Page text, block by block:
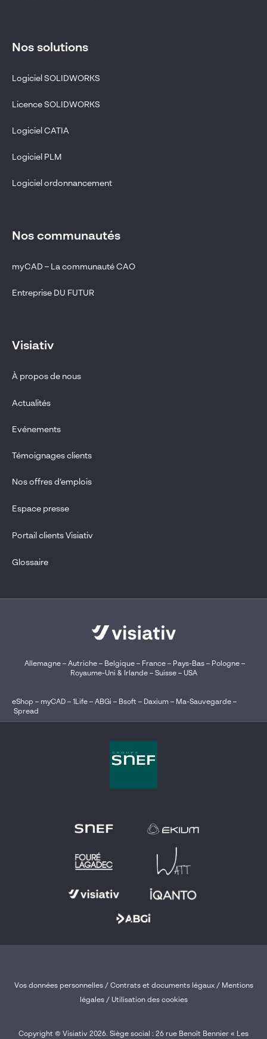
Nos solutions
Logiciel SOLIDWORKS
Licence SOLIDWORKS
Logiciel CATIA
Logiciel PLM
Logiciel ordonnancement
Nos communautés
myCAD – La communauté CAO
Entreprise DU FUTUR
Visiativ
À propos de nous
Actualités
Evénements
Témoignages clients
Nos offres d’emplois
Espace presse
Portail clients Visiativ
Glossaire
Allemagne– Autriche– Belgique – France– Pays-Bas– Pologne–
Royaume-Uni & Irlande– Suisse– USA
eShop – myCAD – 1Life – ABGi – Bsoft – Daxium – Ma-Sauvegarde –
Spread
Copyright © Visiativ 2026. Siège social : 26 rue Benoît Bennier « Les
Vos données personnelles/ Contrats et documents légaux/ Mentions
légales / Utilisation des cookies